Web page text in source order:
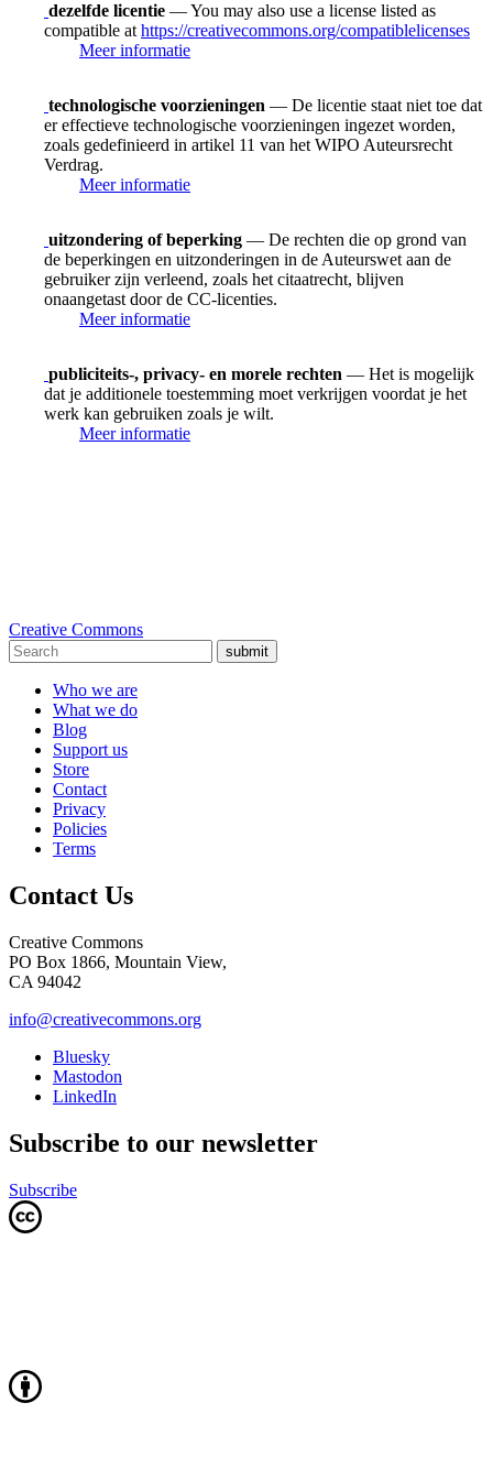
dezelfde licentie — You may also use a license listed as
compatible at https://creativecommons.org/compatiblelicenses
Meer informatie
technologische voorzieningen — De licentie staat niet toe dat
er effectieve technologische voorzieningen ingezet worden,
zoals gedefinieerd in artikel 11 van het WIPO Auteursrecht
Verdrag.
Meer informatie
uitzondering of beperking — De rechten die op grond van
de beperkingen en uitzonderingen in de Auteurswet aan de
gebruiker zijn verleend, zoals het citaatrecht, blijven
onaangetast door de CC-licenties.
Meer informatie
publiciteits-, privacy- en morele rechten — Het is mogelijk
dat je additionele toestemming moet verkrijgen voordat je het
werk kan gebruiken zoals je wilt.
Meer informatie
Creative Commons
submit
Who we are
What we do
Blog
Support us
Store
Contact
Privacy
Policies
Terms
Contact Us
Creative Commons
PO Box 1866, Mountain View,
CA 94042
info@creativecommons.org
Bluesky
Mastodon
LinkedIn
Subscribe to our newsletter
Subscribe